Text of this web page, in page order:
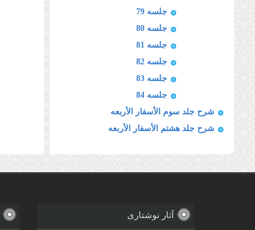
جلسه 79
جلسه 80
جلسه 81
جلسه 82
جلسه 83
جلسه 84
شرح جلد سوم الأسفار الأربعه
شرح جلد هشتم الأسفار الأربعه
آثار نوشتاری